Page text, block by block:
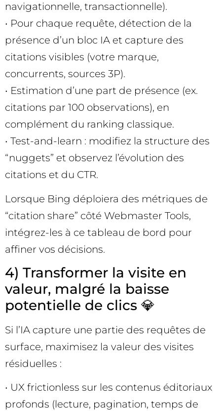
navigationnelle, transactionnelle).
• Pour chaque requête, détection de la
présence d’un bloc IA et capture des
citations visibles (votre marque,
concurrents, sources 3P).
• Estimation d’une part de présence (ex.
citations par 100 observations), en
complément du ranking classique.
• Test-and-learn : modifiez la structure des
“nuggets” et observez l’évolution des
citations et du CTR.
Lorsque Bing déploiera des métriques de
“citation share” côté Webmaster Tools,
intégrez-les à ce tableau de bord pour
affiner vos décisions.
4) Transformer la visite en
valeur, malgré la baisse
potentielle de clics 💎
Si l’IA capture une partie des requêtes de
surface, maximisez la valeur des visites
résiduelles :
• UX frictionless sur les contenus éditoriaux
profonds (lecture, pagination, temps de